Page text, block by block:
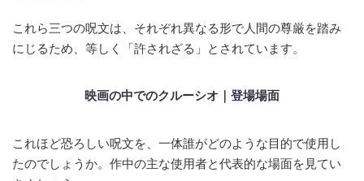
これら三つの呪文は、それぞれ異なる形で人間の尊厳を踏み
にじるため、等しく「許されざる」とされています。
映画の中でのクルーシオ｜登場場面
これほど恐ろしい呪文を、一体誰がどのような目的で使用し
たのでしょうか。作中の主な使用者と代表的な場面を見てい